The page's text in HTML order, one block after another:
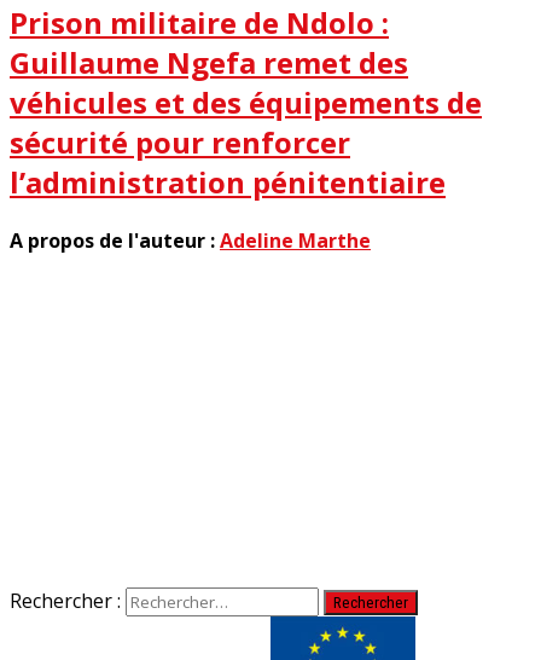
Prison militaire de Ndolo :
Guillaume Ngefa remet des
véhicules et des équipements de
sécurité pour renforcer
l’administration pénitentiaire
A propos de l'auteur :Adeline Marthe
Rechercher :